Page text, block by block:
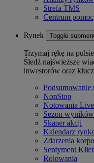
Strefa TMS
Centrum
Rynek Toggle
Trzymaj rękę na
Śledź najświeższe
inwestorów oraz
NonStop
Notowania Live
Sezon
Skaner akcji
Kalendarz
Zdarzenia
Sentyment
Rolowania